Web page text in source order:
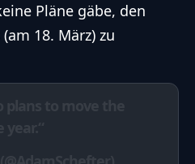
Pläne gäbe, den
18. März) zu